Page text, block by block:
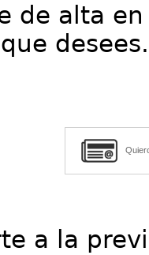
de alta
desees.
a la